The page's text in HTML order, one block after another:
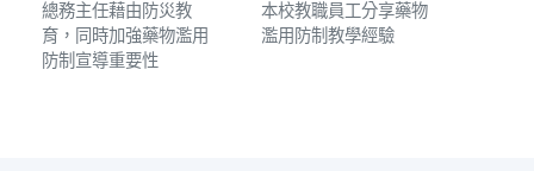
總務主任藉由防災教
育，同時加強藥物濫用
防制宣導重要性
本校教職員工分享藥物
濫用防制教學經驗